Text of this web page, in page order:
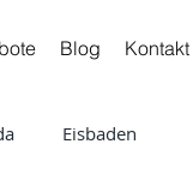
Blog Kontakt
Eisbaden